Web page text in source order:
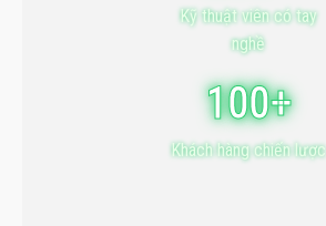
Kỹ thuật viên có tay
nghề
100+
Khách hàng chiến lược